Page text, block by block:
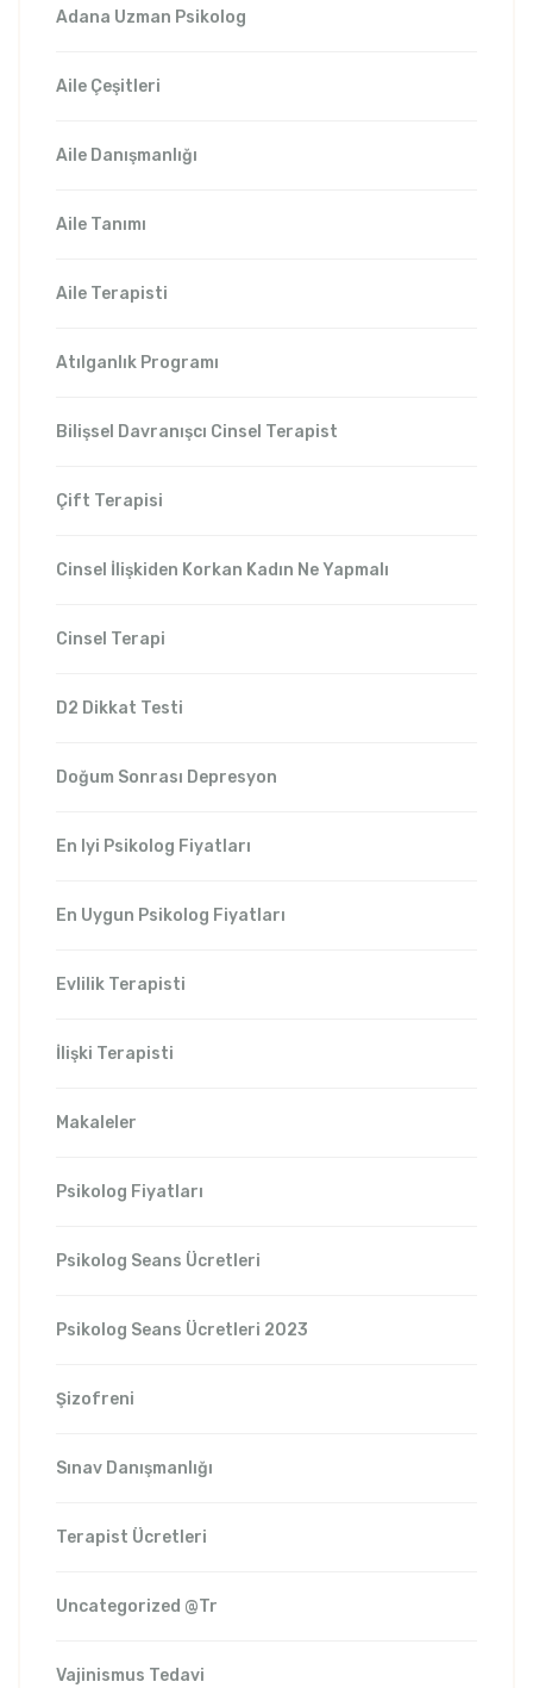
Adana Uzman Psikolog
Aile Çeşitleri
Aile Danışmanlığı
Aile Tanımı
Aile Terapisti
Atılganlık Programı
Bilişsel Davranışcı Cinsel Terapist
Çift Terapisi
Cinsel İlişkiden Korkan Kadın Ne Yapmalı
Cinsel Terapi
D2 Dikkat Testi
Doğum Sonrası Depresyon
En Iyi Psikolog Fiyatları
En Uygun Psikolog Fiyatları
Evlilik Terapisti
İlişki Terapisti
Makaleler
Psikolog Fiyatları
Psikolog Seans Ücretleri
Psikolog Seans Ücretleri 2023
Şizofreni
Sınav Danışmanlığı
Terapist Ücretleri
Uncategorized @tr
Vajinismus Tedavi